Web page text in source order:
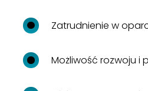
Zatrudnienie w
Możliwość rozwoju i